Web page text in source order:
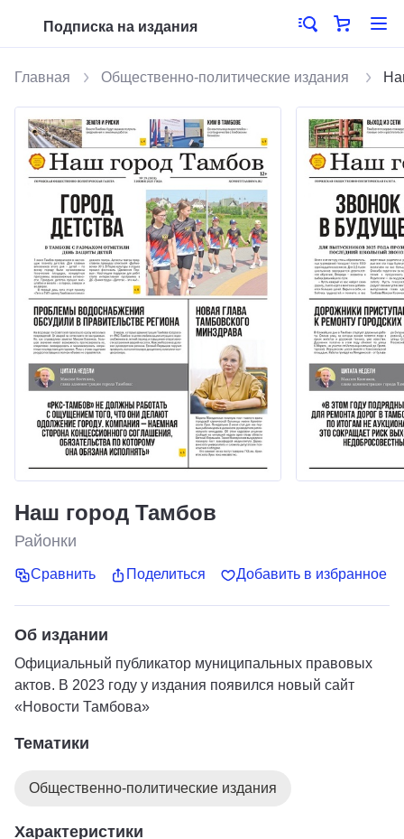
Подписка на издания
Главная Общественно-политические издания
Наш город Тамбов
Районки
Сравнить Поделиться Добавить в избранное
Об издании
Официальный публикатор муниципальных правовых
актов. В 2023 году у издания появился новый сайт
«Новости Тамбова»
Тематики
Общественно-политические издания
Характеристики